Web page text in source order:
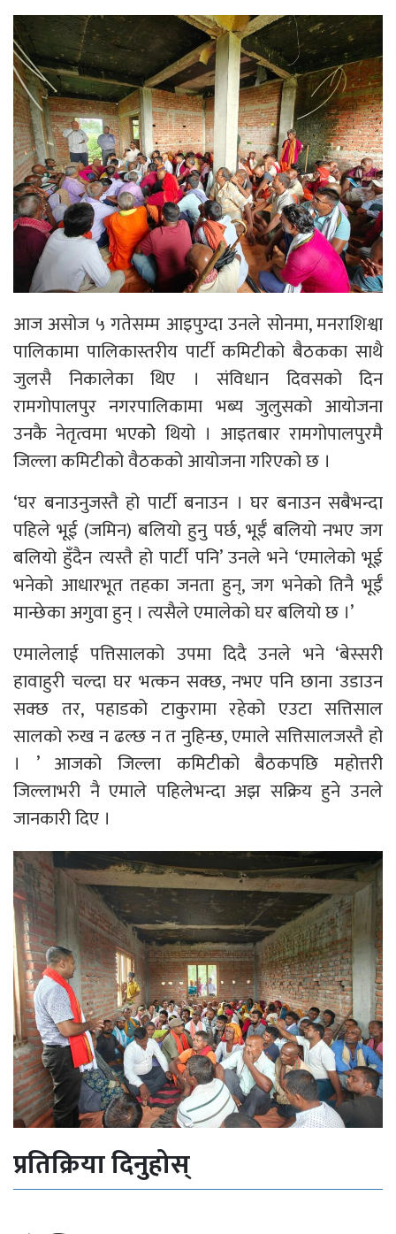
आज असोज ५ गतेसम्म आइपुग्दा उनले सोनमा, मनराशिश्वा
पालिकामा पालिकास्तरीय पार्टी कमिटीको बैठकका साथै
जुलसै निकालेका थिए । संविधान दिवसको दिन
रामगोपालपुर नगरपालिकामा भब्य जुलुसको आयोजना
उनकै नेतृत्वमा भएकोे थियो । आइतबार रामगोपालपुरमै
जिल्ला कमिटीको वैठकको आयोजना गरिएको छ ।
‘घर बनाउनुजस्तै हो पार्टी बनाउन । घर बनाउन सबैभन्दा
पहिले भूई (जमिन) बलियो हुनु पर्छ, भूईँ बलियो नभए जग
बलियो हुँदैन त्यस्तै हो पार्टी पनि’ उनले भने ‘एमालेको भूई
भनेको आधारभूत तहका जनता हुन्, जग भनेको तिनै भूईँ
मान्छेका अगुवा हुन् । त्यसैले एमालेको घर बलियो छ ।’
एमालेलाई पत्तिसालको उपमा दिदै उनले भने ‘बेस्सरी
हावाहुरी चल्दा घर भत्कन सक्छ, नभए पनि छाना उडाउन
सक्छ तर, पहाडको टाकुरामा रहेको एउटा सत्तिसाल
सालको रुख न ढल्छ न त नुहिन्छ, एमाले सत्तिसालजस्तै हो
। ’ आजको जिल्ला कमिटीको बैठकपछि महोत्तरी
जिल्लाभरी नै एमाले पहिलेभन्दा अझ सक्रिय हुने उनले
जानकारी दिए ।
प्रतिक्रिया दिनुहोस्